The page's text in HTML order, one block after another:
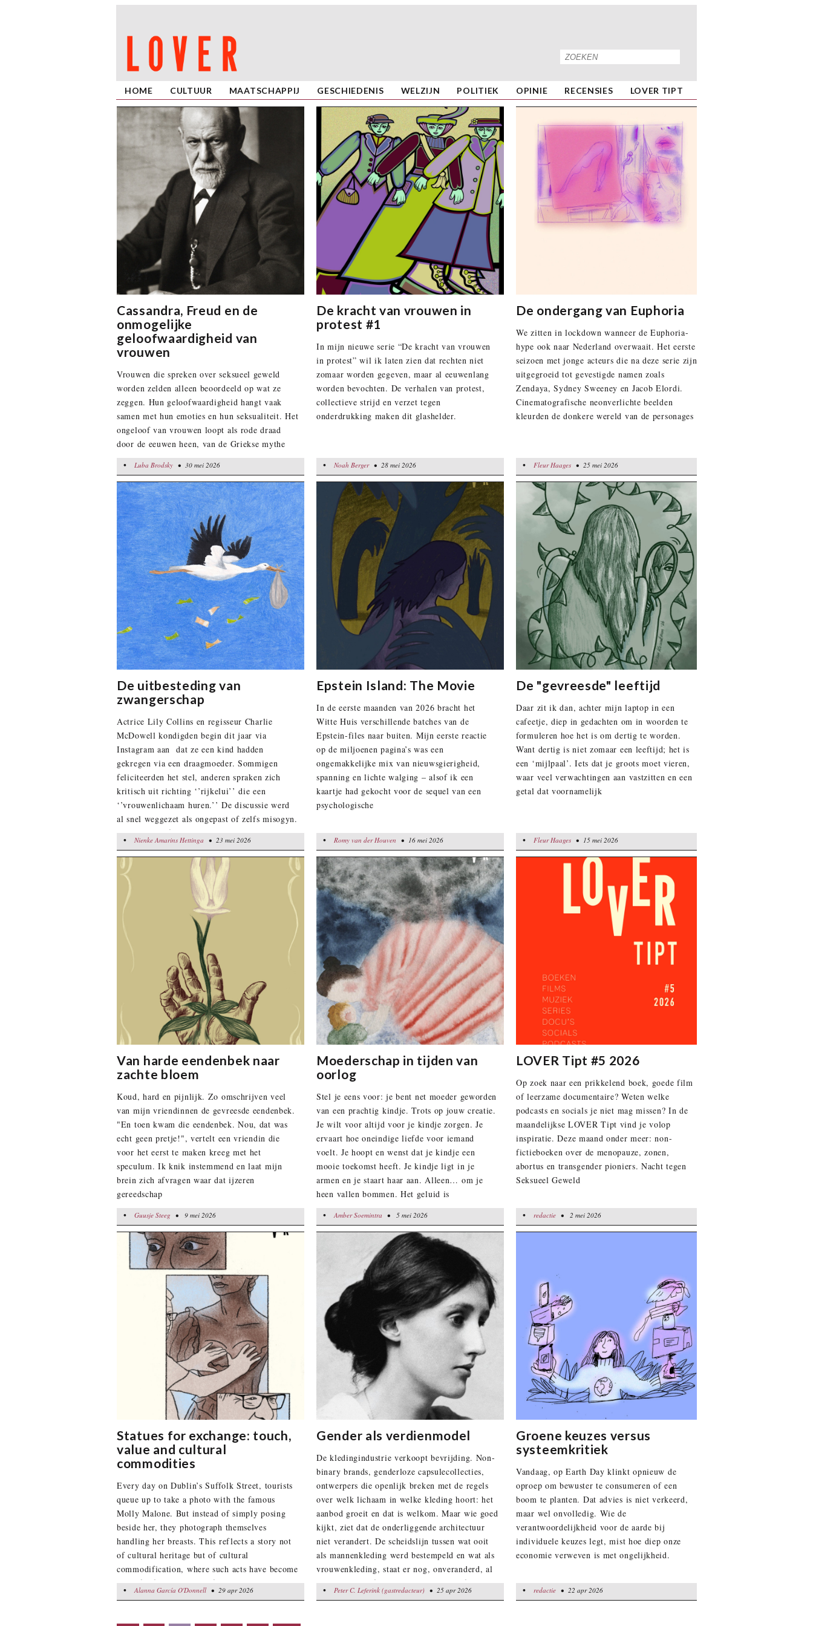
HOME CULTUUR MAATSCHAPPIJ GESCHIEDENIS WELZIJN POLITIEK OPINIE RECENSIES LOVER TIPT
Cassandra, Freud en de
onmogelijke
geloofwaardigheid van
vrouwen
Vrouwen die spreken over seksueel geweld
worden zelden alleen beoordeeld op wat ze
zeggen. Hun geloofwaardigheid hangt vaak
samen met hun emoties en hun seksualiteit. Het
ongeloof van vrouwen loopt als rode draad
door de eeuwen heen, van de Griekse mythe
van Cassandra tot hedendaagse
verkrachtingszaken. Steeds opnieuw verschuift
de aandacht van de dader naar de vrouw die
hem aan het licht brengt. Want binnen een
cultuur die vrouwen opsplitst in Madonna’s en
‘hoeren’, hangen er altijd voorwaarden aan de
geloofwaardigheid van een vrouw.
Luba Brodsky• 30 mei 2026
• Luba Brodsky• 30 mei 2026
De kracht van vrouwen in
protest #1
In mijn nieuwe serie “De kracht van vrouwen
in protest” wil ik laten zien dat rechten niet
zomaar worden gegeven, maar al eeuwenlang
worden bevochten. De verhalen van protest,
collectieve strijd en verzet tegen
onderdrukking maken dit glashelder.
Noah Berger• 28 mei 2026
• Noah Berger• 28 mei 2026
De ondergang van Euphoria
We zitten in lockdown wanneer de Euphoria-
hype ook naar Nederland overwaait. Het eerste
seizoen met jonge acteurs die na deze serie zijn
uitgegroeid tot gevestigde namen zoals
Zendaya, Sydney Sweeney en Jacob Elordi.
Cinematografische neonverlichte beelden
kleurden de donkere wereld van de personages
Fleur Haages• 25 mei 2026
• Fleur Haages• 25 mei 2026
De uitbesteding van
zwangerschap
Actrice Lily Collins en regisseur Charlie
McDowell kondigden begin dit jaar via
Instagram aan dat ze een kind hadden
gekregen via een draagmoeder. Sommigen
feliciteerden het stel, anderen spraken zich
kritisch uit richting ‘’rijkelui’’ die een
‘’vrouwenlichaam huren.’’ De discussie werd
al snel weggezet als ongepast of zelfs misogyn.
Want hoe durf je vragen te stellen bij iemands
kinderwens?
Nienke Amarins Hettinga• 23 mei 2026
• Nienke Amarins Hettinga • 23 mei 2026
Epstein Island: The Movie
In de eerste maanden van 2026 bracht het
Witte Huis verschillende batches van de
Epstein-files naar buiten. Mijn eerste reactie
op de miljoenen pagina’s was een
ongemakkelijke mix van nieuwsgierigheid,
spanning en lichte walging – alsof ik een
kaartje had gekocht voor de sequel van een
psychologische
Romy van der Houven• 16 mei 2026
• Romy van der Houven • 16 mei 2026
De "gevreesde" leeftijd
Daar zit ik dan, achter mijn laptop in een
cafeetje, diep in gedachten om in woorden te
formuleren hoe het is om dertig te worden.
Want dertig is niet zomaar een leeftijd; het is
een ‘mijlpaal’. Iets dat je groots moet vieren,
waar veel verwachtingen aan vastzitten en een
getal dat voornamelijk
Fleur Haages• 15 mei 2026
• Fleur Haages• 15 mei 2026
Van harde eendenbek naar
zachte bloem
Koud, hard en pijnlijk. Zo omschrijven veel
van mijn vriendinnen de gevreesde eendenbek.
"En toen kwam die eendenbek. Nou, dat was
echt geen pretje!", vertelt een vriendin die
voor het eerst te maken kreeg met het
speculum. Ik knik instemmend en laat mijn
brein zich afvragen waar dat ijzeren
gereedschap
Guusje Steeg• 9 mei 2026
• Guusje Steeg • 9 mei 2026
Moederschap in tijden van
oorlog
Stel je eens voor: je bent net moeder geworden
van een prachtig kindje. Trots op jouw creatie.
Je wilt voor altijd voor je kindje zorgen. Je
ervaart hoe oneindige liefde voor iemand
voelt. Je hoopt en wenst dat je kindje een
mooie toekomst heeft. Je kindje ligt in je
armen en je staart haar aan. Alleen… om je
heen vallen bommen. Het geluid is
oorverdovend en bij elke knal schrik je even
erg. Of je voor je kindje kunt zorgen, is nog
maar de vraag. Je ervaart niet alleen heel veel
liefde, maar ook heel veel angst. De toekomst
voor jullie beiden is onzeker. Dit is geen
fictief verhaal van een film, verzonnen door
schrijvers aan een ovale tafel. Dit was de
realiteit van Waad Al-Kateab en haar
dochtertje Sama. Dit is de realiteit van heel
veel moeders.
Amber Soemintra• 5 mei 2026
•Amber Soemintra • 5 mei 2026
LOVER Tipt #5 2026
Op zoek naar een prikkelend boek, goede film
of leerzame documentaire? Weten welke
podcasts en socials je niet mag missen? In de
maandelijkse LOVER Tipt vind je volop
inspiratie. Deze maand onder meer: non-
fictieboeken over de menopauze, zonen,
abortus en transgender pioniers. Nacht tegen
Seksueel Geweld
redactie• 2 mei 2026
• redactie• 2 mei 2026
Statues for exchange: touch,
value and cultural
commodities
Every day on Dublin’s Suffolk Street, tourists
queue up to take a photo with the famous
Molly Malone. But instead of simply posing
beside her, they photograph themselves
handling her breasts. This reflects a story not
of cultural heritage but of cultural
commodification, where such acts have become
part of a fabricated belief that touching Molly
Malone’s breast will bring “good luck”.
Alanna García O'Donnell• 29 apr 2026
•Alanna García O'Donnell• 29 apr 2026
Gender als verdienmodel
De kledingindustrie verkoopt bevrijding. Non-
binary brands, genderloze capsulecollecties,
ontwerpers die openlijk breken met de regels
over welk lichaam in welke kleding hoort: het
aanbod groeit en dat is welkom. Maar wie goed
kijkt, ziet dat de onderliggende architectuur
niet verandert. De scheidslijn tussen wat ooit
als mannenkleding werd bestempeld en wat als
vrouwenkleding, staat er nog, onveranderd, al
driehonderdvijftig jaar. Virginia Woolf stelde
in 1928 de vraag wat er zou gebeuren als die
Peter C. Leferink (gastredacteur)• 25 apr 2026
• Peter C. Leferink (gastredacteur)• 25 apr 2026
Groene keuzes versus
systeemkritiek
Vandaag, op Earth Day klinkt opnieuw de
oproep om bewuster te consumeren of een
boom te planten. Dat advies is niet verkeerd,
maar wel onvolledig. Wie de
verantwoordelijkheid voor de aarde bij
individuele keuzes legt, mist hoe diep onze
economie verweven is met ongelijkheid.
redactie• 22 apr 2026
• redactie• 22 apr 2026